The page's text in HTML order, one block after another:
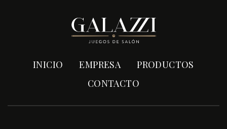
INICIO EMPRESA
PRODUCTOS
CONTACTO